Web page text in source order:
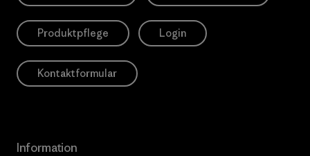
Produktpflege Login
Kontaktformular
Information